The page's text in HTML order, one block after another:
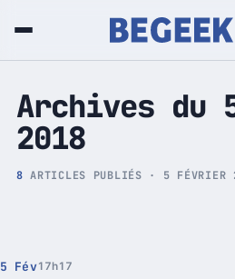
Tech et
Archives
2018
8 ARTICLES PUBLIÉS · 5 FÉVRIER
5 Fév17h17